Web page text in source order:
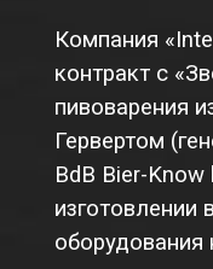
Компания
контракт с
пивоварения
Гервертом
BdB Bier-
изготовлении
оборудования